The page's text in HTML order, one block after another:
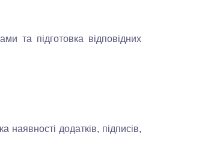
та підготовка відповідних
додатків, підписів,